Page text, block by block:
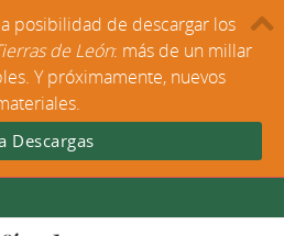
posibilidad de descargar los
de León: más de un millar
Y próximamente, nuevos
Descargas